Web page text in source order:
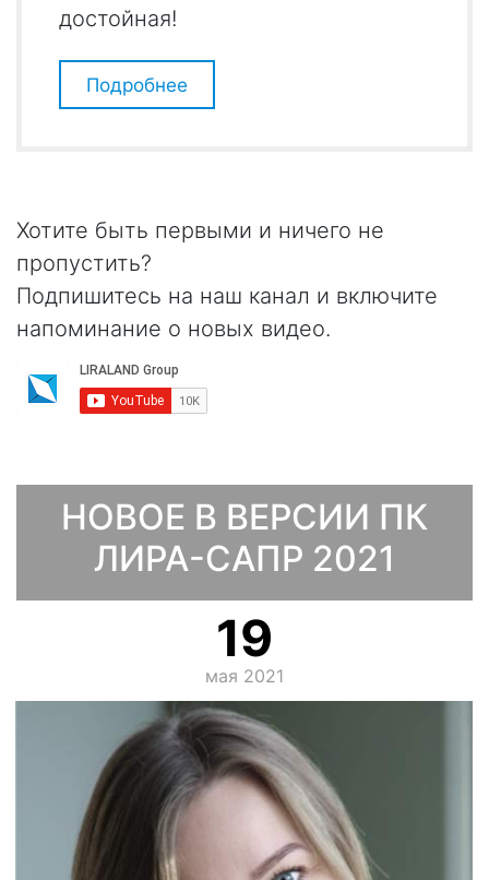
достойная!
Подробнее
Хотите быть первыми и ничего не
пропустить?
Подпишитесь на наш канал и включите
напоминание о новых видео.
НОВОЕ В ВЕРСИИ ПК
ЛИРА-САПР 2021
19
мая 2021